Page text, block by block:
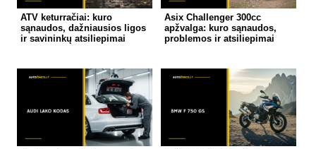
ATV keturračiai: kuro
sąnaudos, dažniausios ligos
ir savininkų atsiliepimai
Asix Challenger 300cc
apžvalga: kuro sąnaudos,
problemos ir atsiliepimai